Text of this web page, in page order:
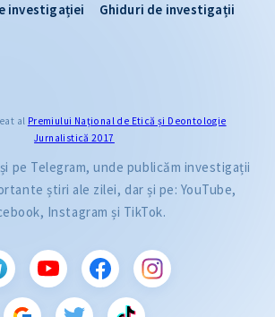
investigației
Ghiduri de investigații
al Premiului Naţional de Etică și Deontologie
Jurnalistică 2017
pe Telegram, unde publicăm investigații
știri ale zilei, dar și pe: YouTube,
Instagram și TikTok.